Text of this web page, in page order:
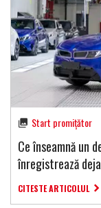
Start promițător
Ce înseamnă un
înregistrează
CITESTE ARTICOLUL